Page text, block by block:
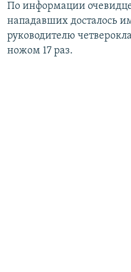
По информации
нападавших досталось
руководителю
ножом 17 раз.